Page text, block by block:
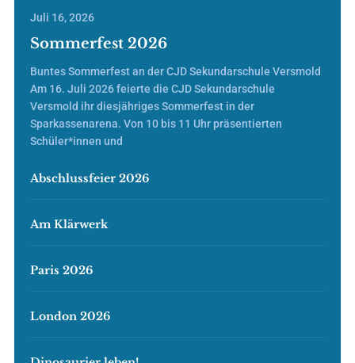
Juli 16, 2026
Sommerfest 2026
Buntes Sommerfest an der CJD Sekundarschule Versmold
Am 16. Juli 2026 feierte die CJD Sekundarschule
Versmold ihr diesjähriges Sommerfest in der
Sparkassenarena. Von 10 bis 11 Uhr präsentierten
Schüler*innen und
Abschlussfeier 2026
Am Klärwerk
Paris 2026
London 2026